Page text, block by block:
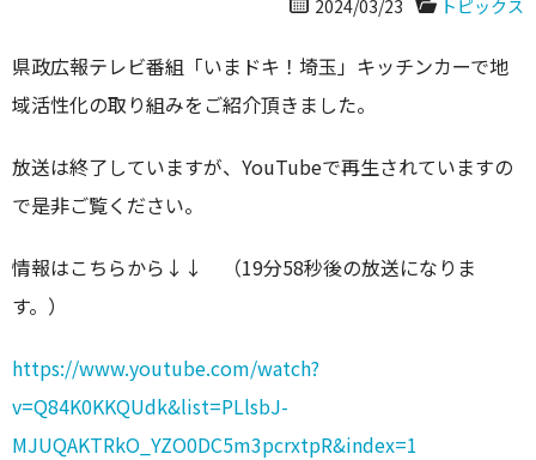
2024/03/23 トピックス
県政広報テレビ番組「いまドキ！埼玉」キッチンカーで地
域活性化の取り組みをご紹介頂きました。
放送は終了していますが、YouTubeで再生されていますの
で是非ご覧ください。
情報はこちらから↓↓ （19分58秒後の放送になりま
す。）
https://www.youtube.com/watch?
v=Q84K0KKQUdk&list=PLlsbJ-
MJUQAKTRkO_YZO0DC5m3pcrxtpR&index=1